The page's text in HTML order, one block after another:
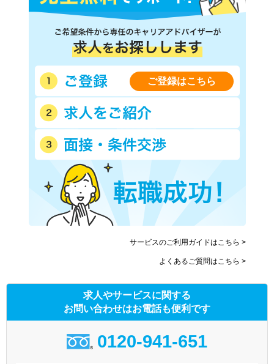
ご登録はこちら
サービスのご利用ガイドはこちら >
よくあるご質問はこちら >
求人やサービスに関する
お問い合わせはお電話も便利です
0120-941-651